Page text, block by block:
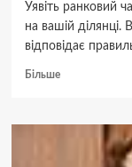
Уявіть ранковий
на вашій ділянці.
відповідає
БільшеДокладніше
бувають
свердловин